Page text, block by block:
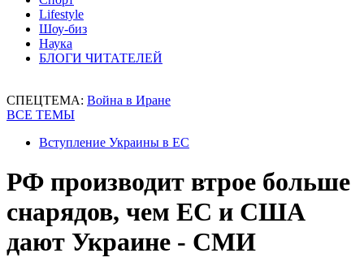
Lifestyle
Шоу-биз
Наука
БЛОГИ ЧИТАТЕЛЕЙ
СПЕЦТЕМА: Война в Иране
ВСЕ ТЕМЫ
Вступление Украины в ЕС
РФ производит втрое больше
снарядов, чем ЕС и США
дают Украине - СМИ